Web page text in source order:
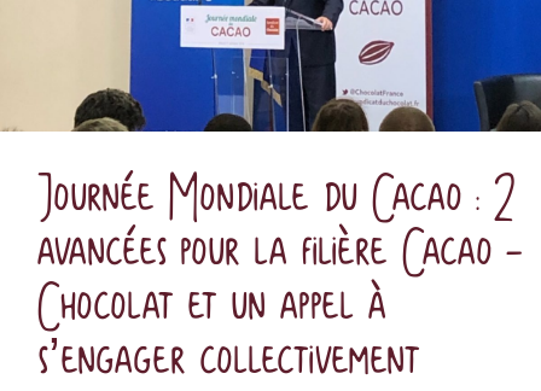
Journée Mondiale du Cacao : 2
avancées pour la filière Cacao –
Chocolat et un appel à
s’engager collectivement